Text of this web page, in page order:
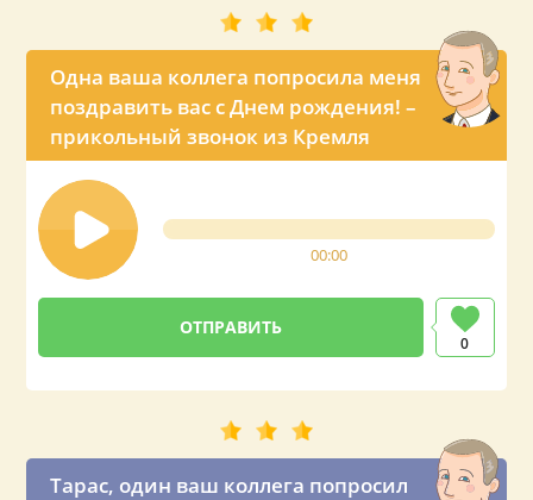
Одна ваша коллега попросила меня
поздравить вас с Днем рождения! –
прикольный звонок из Кремля
00:00
0
Тарас, один ваш коллега попросил